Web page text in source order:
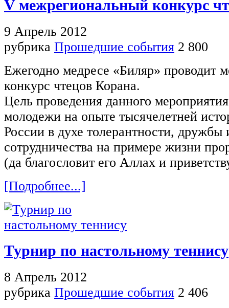
V межрегиональный конкурс
9 Апрель 2012
рубрика Прошедшие события 2 800
Ежегодно медресе «Биляр» проводит
конкурс чтецов Корана.
Цель проведения данного
молодежи на опыте тысячелетней
России в духе толерантности, дружбы
сотрудничества на примере жизни
(да благословит его Аллах и
[Подробнее...]
Турнир по настольному теннису
8 Апрель 2012
рубрика Прошедшие события 2 406